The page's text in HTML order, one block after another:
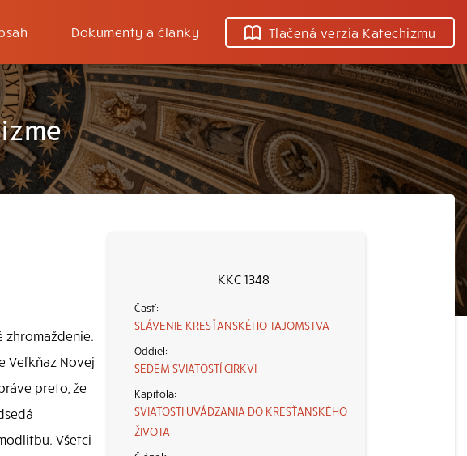
Dokumenty a články Tlačená verzia Katechizmu
KKC 1348
SLÁVENIE KRESŤANSKÉHO TAJOMSTVA
SEDEM SVIATOSTÍ CIRKVI
SVIATOSTI UVÁDZANIA DO KRESŤANSKÉHO
ŽIVOTA
zhromaždenie.
Veľkňaz Novej
preto, že
Všetci